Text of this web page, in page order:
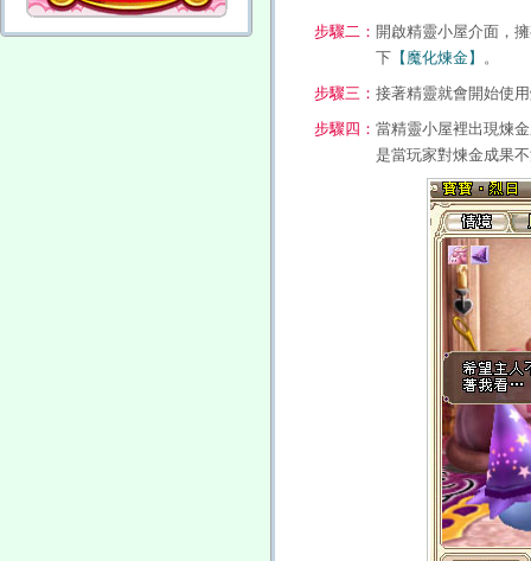
步驟二： 開啟精靈小屋介面，
下 【魔化煉金】 。
步驟三： 接著精靈就會開始使
步驟四： 當精靈小屋裡出現煉
是當玩家對煉金成果不